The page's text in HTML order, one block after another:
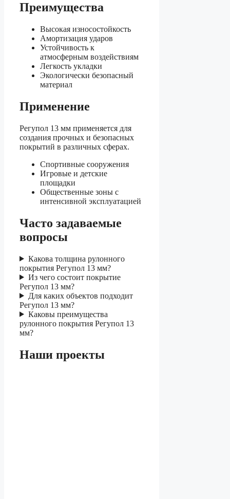
Преимущества
Высокая износостойкость
Амортизация ударов
Устойчивость к
атмосферным воздействиям
Легкость укладки
Экологически безопасный
материал
Применение
Регупол 13 мм применяется для
создания прочных и безопасных
покрытий в различных сферах.
Спортивные сооружения
Игровые и детские
площадки
Общественные зоны с
интенсивной эксплуатацией
Часто задаваемые
вопросы
Какова толщина рулонного
покрытия Регупол 13 мм?
Из чего состоит покрытие
Регупол 13 мм?
Для каких объектов подходит
Регупол 13 мм?
Каковы преимущества
рулонного покрытия Регупол 13
мм?
Наши проекты